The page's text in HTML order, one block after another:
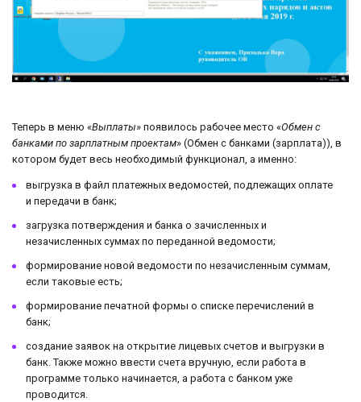
Теперь в меню «Выплаты» появилось рабочее место «Обмен с
банками по зарплатным проектам» (Обмен с банками (зарплата)), в
котором будет весь необходимый функционал, а именно:
выгрузка в файл платежных ведомостей, подлежащих оплате
и передачи в банк;
загрузка потверждения и банка о зачисленных и
незачисленных суммах по переданной ведомости;
формирование новой ведомости по незачисленным суммам,
если таковые есть;
формирование печатной формы о списке перечислений в
банк;
создание заявок на открытие лицевых счетов и выгрузки в
банк. Также можно ввести счета вручную, если работа в
программе только начинается, а работа с банком уже
проводится.